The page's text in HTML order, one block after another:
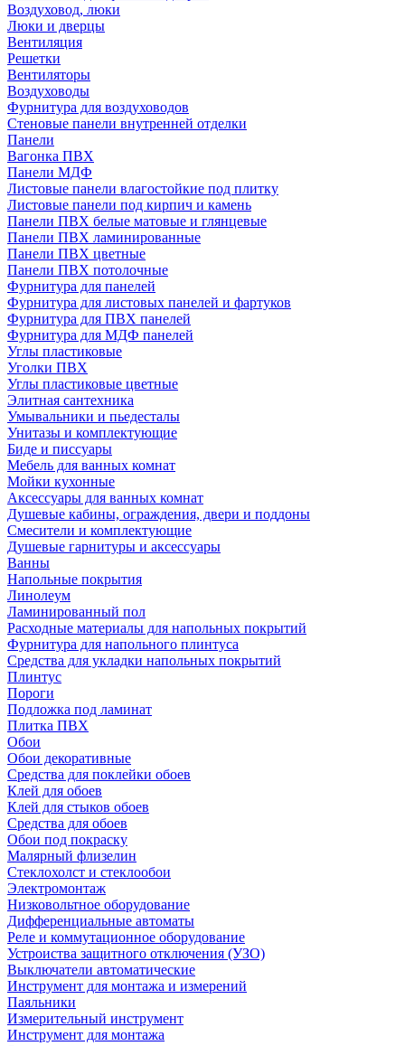
Воздуховод, люки
Люки и дверцы
Вентиляция
Решетки
Вентиляторы
Воздуховоды
Фурнитура для воздуховодов
Стеновые панели внутренней отделки
Панели
Вагонка ПВХ
Панели МДФ
Листовые панели влагостойкие под плитку
Листовые панели под кирпич и камень
Панели ПВХ белые матовые и глянцевые
Панели ПВХ ламинированные
Панели ПВХ цветные
Панели ПВХ потолочные
Фурнитура для панелей
Фурнитура для листовых панелей и фартуков
Фурнитура для ПВХ панелей
Фурнитура для МДФ панелей
Углы пластиковые
Уголки ПВХ
Углы пластиковые цветные
Элитная сантехника
Умывальники и пьедесталы
Унитазы и комплектующие
Биде и писсуары
Мебель для ванных комнат
Мойки кухонные
Аксессуары для ванных комнат
Душевые кабины, ограждения, двери и поддоны
Смесители и комплектующие
Душевые гарнитуры и аксессуары
Ванны
Напольные покрытия
Линолеум
Ламинированный пол
Расходные материалы для напольных покрытий
Фурнитура для напольного плинтуса
Средства для укладки напольных покрытий
Плинтус
Пороги
Подложка под ламинат
Плитка ПВХ
Обои
Обои декоративные
Средства для поклейки обоев
Клей для обоев
Клей для стыков обоев
Средства для обоев
Обои под покраску
Малярный флизелин
Стеклохолст и стеклообои
Электромонтаж
Низковольтное оборудование
Дифференциальные автоматы
Реле и коммутационное оборудование
Устроиства защитного отключения (УЗО)
Выключатели автоматические
Инструмент для монтажа и измерений
Паяльники
Измерительный инструмент
Инструмент для монтажа